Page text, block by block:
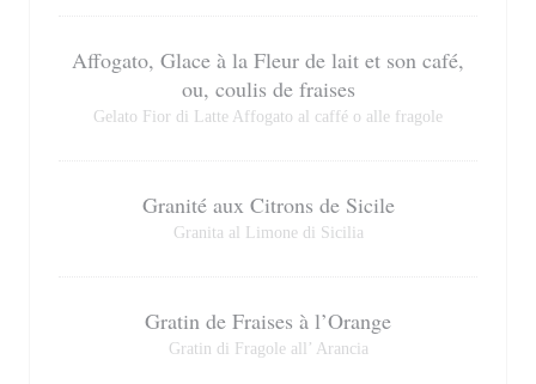
Affogato, Glace à la Fleur de lait et son café,
ou, coulis de fraises
Gelato Fior di Latte Affogato al caffé o alle fragole
Granité aux Citrons de Sicile
Granita al Limone di Sicilia
Gratin de Fraises à l’Orange
Gratin di Fragole all’ Arancia